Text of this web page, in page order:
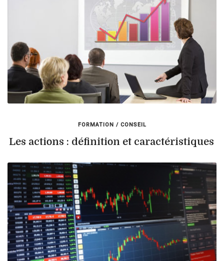
FORMATION / CONSEIL
Les actions : définition et caractéristiques